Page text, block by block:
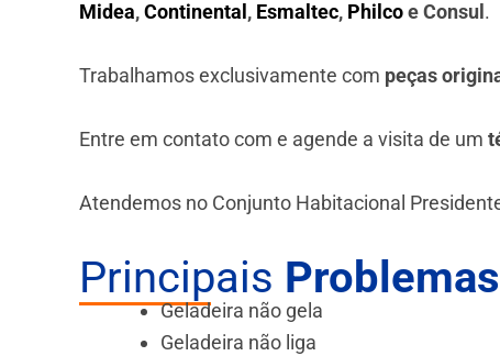
Midea,Continental , Esmaltec, Philcoe Consul .
Trabalhamos exclusivamente com peças
Entre em contato com e agende a visita de um
Atendemos no Conjunto Habitacional
Principais
Geladeira não gela
Geladeira não liga